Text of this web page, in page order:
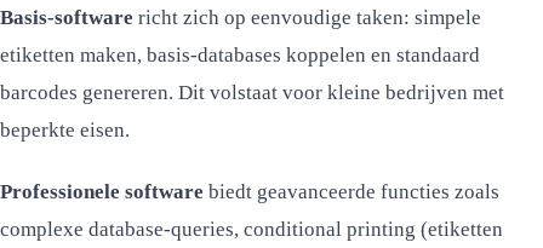
Basis-software richt zich op eenvoudige taken: simpele
etiketten maken, basis-databases koppelen en standaard
barcodes genereren. Dit volstaat voor kleine bedrijven met
beperkte eisen.
Professionele software biedt geavanceerde functies zoals
complexe database-queries, conditional printing (etiketten